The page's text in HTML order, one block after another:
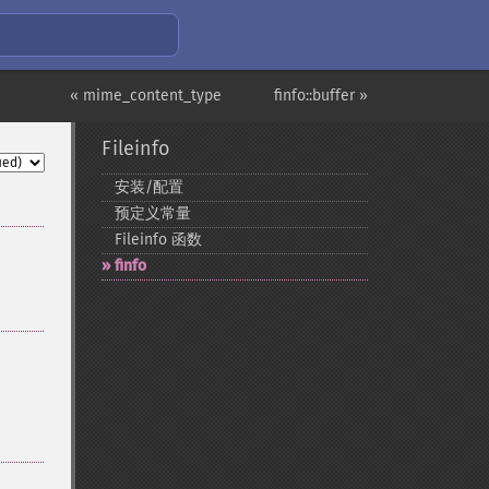
finfo::buffer »
« mime_content_type
Fileinfo
安装/配置
预定义常量
Fileinfo 函数
finfo